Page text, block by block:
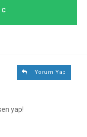
C
Yorum Yap
yap!